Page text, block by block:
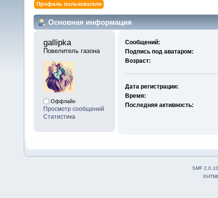
Профиль пользователя
Основная информация
gallipka
Повелитель газона
Оффлайн
Просмотр сообщений
Статистика
Сообщений:
Подпись под аватаром:
Возраст:
Дата регистрации:
Время:
Последняя активность:
SMF 2.0.10